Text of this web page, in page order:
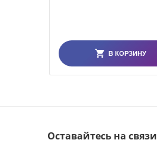
В КОРЗИНУ
Оставайтесь на связи